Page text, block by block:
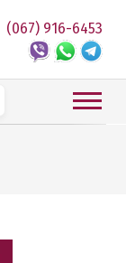
(067) 916-6453